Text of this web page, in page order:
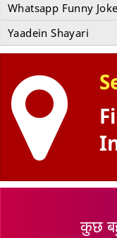
Whatsapp Funny
Yaadein Shayari
कुछ